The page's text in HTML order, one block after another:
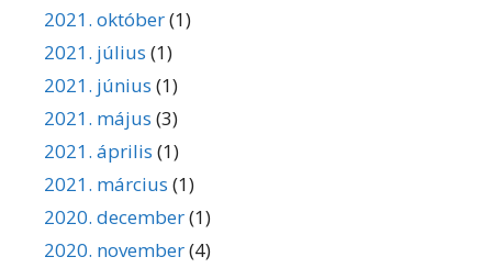
2021. október(1)
2021. július (1)
2021. június (1)
2021. május (3)
2021. április (1)
2021. március (1)
2020. december(1)
2020. november(4)